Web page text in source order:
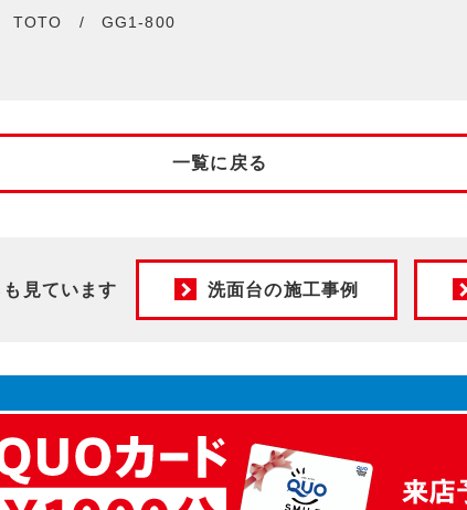
TOTO / GG1-800
一覧に戻る
見ています 洗面台の施工事例